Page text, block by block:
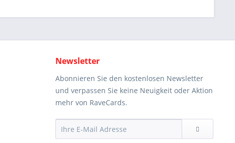
Newsletter
Abonnieren Sie den kostenlosen Newsletter
und verpassen Sie keine Neuigkeit oder Aktion
mehr von RaveCards.